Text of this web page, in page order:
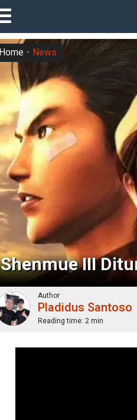
Shenmue III
Home News
Author
Pladidus Santoso
Reading time: 2 min